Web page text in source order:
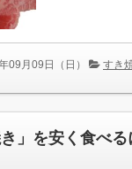
09月09日（日） すき
」を安く食べ